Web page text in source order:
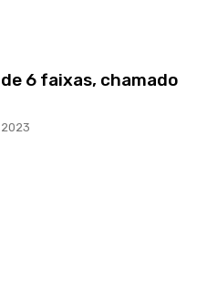
6 faixas, chamado